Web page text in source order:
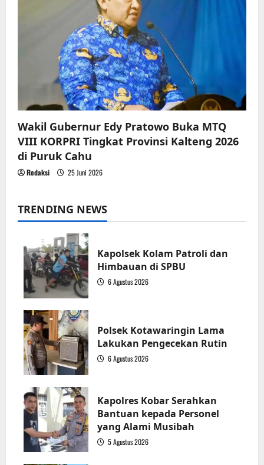
Wakil Gubernur Edy Pratowo Buka MTQ
VIII KORPRI Tingkat Provinsi Kalteng 2026
di Puruk Cahu
Redaksi 25 Juni 2026
TRENDING NEWS
Kapolsek Kolam Patroli dan
Himbauan di SPBU
6 Agustus 2026
Polsek Kotawaringin Lama
Lakukan Pengecekan Rutin
6 Agustus 2026
Kapolres Kobar Serahkan
Bantuan kepada Personel
yang Alami Musibah
5 Agustus 2026